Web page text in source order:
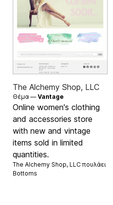
The Alchemy Shop, LLC
Θέμα —Vantage
Online women's clothing
and accessories store
with new and vintage
items sold in limited
quantities.
The Alchemy Shop, LLC πουλάει
Bottoms